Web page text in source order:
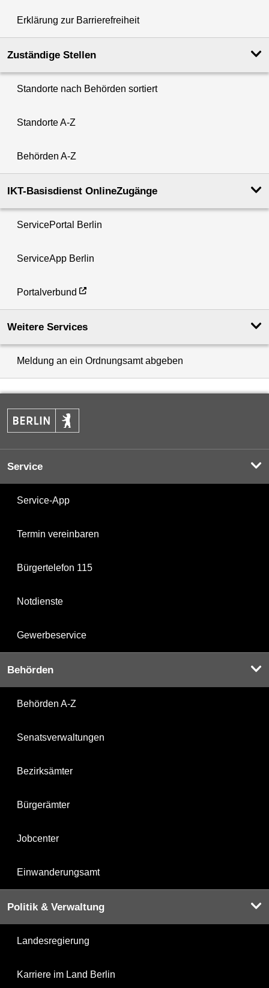
Erklärung zur Barrierefreiheit
Zuständige Stellen
Standorte nach Behörden sortiert
Standorte A-Z
Behörden A-Z
IKT-Basisdienst OnlineZugänge
ServicePortal Berlin
ServiceApp Berlin
Portalverbund
Weitere Services
Meldung an ein Ordnungsamt abgeben
Service
Service-App
Termin vereinbaren
Bürgertelefon 115
Notdienste
Gewerbeservice
Behörden
Behörden A-Z
Senatsverwaltungen
Bezirksämter
Bürgerämter
Jobcenter
Einwanderungsamt
Politik & Verwaltung
Landesregierung
Karriere im Land Berlin